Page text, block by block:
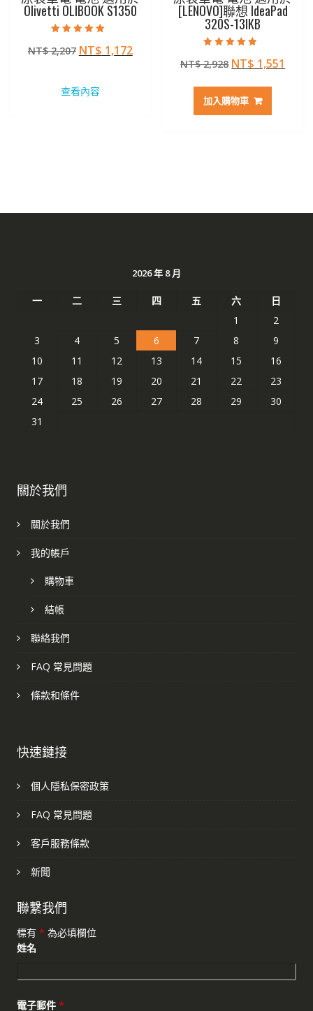
Olivetti OLIBOOK S1350
5.00
滿分 5
NT$2,207 原
格：
NT$ 1,172目
查看內容
[LENOVO]聯想 IdeaPad
320S-13IKB
5.00
滿分 5
NT$2,928 原
價
格：
NT$ 1,551
加入購物車
2026 年 8 月
一 二 三 四 五 六
日
1
2
3
4 5 6 7 8
9
10
11 12 13 14 15
16
17
18 19 20 21 22
23
24
25 26 27 28 29
30
31
關於我們
關於我們
我的帳戶
購物車
結帳
聯絡我們
FAQ 常見問題
條款和條件
快速鏈接
個人隱私保密政策
FAQ 常見問題
客戶服務條款
新聞
聯繫我們
標有 * 為必填欄位
姓名
電子郵件 *